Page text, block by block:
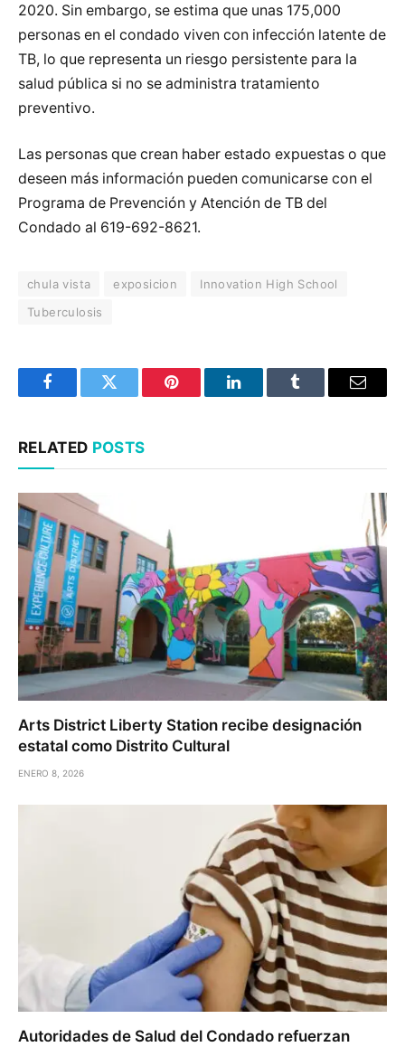
2020. Sin embargo, se estima que unas 175,000
personas en el condado viven con infección latente de
TB, lo que representa un riesgo persistente para la
salud pública si no se administra tratamiento
preventivo.
Las personas que crean haber estado expuestas o que
deseen más información pueden comunicarse con el
Programa de Prevención y Atención de TB del
Condado al 619-692-8621.
chula vista exposicion
Innovation High School
Tuberculosis
FacebookTwitter Pinterest LinkedInTumblr Email
RELATED POSTS
Arts District Liberty Station recibe designación
estatal como Distrito Cultural
ENERO 8, 2026
Autoridades de Salud del Condado refuerzan